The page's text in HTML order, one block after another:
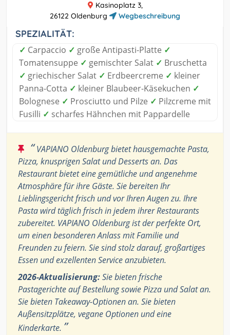
Kasinoplatz 3,
26122 Oldenburg
Wegbeschreibung
SPEZIALITÄT:
✓ Carpaccio ✓ große Antipasti-Platte ✓
Tomatensuppe ✓ gemischter Salat ✓ Bruschetta
✓ griechischer Salat ✓ Erdbeercreme ✓ kleiner
Panna-Cotta ✓ kleiner Blaubeer-Käsekuchen ✓
Bolognese ✓ Prosciutto und Pilze ✓ Pilzcreme mit
Fusilli ✓ scharfes Hähnchen mit Pappardelle
“VAPIANO Oldenburg bietet hausgemachte Pasta,
Pizza, knusprigen Salat und Desserts an. Das
Restaurant bietet eine gemütliche und angenehme
Atmosphäre für ihre Gäste. Sie bereiten Ihr
Lieblingsgericht frisch und vor Ihren Augen zu. Ihre
Pasta wird täglich frisch in jedem ihrer Restaurants
zubereitet. VAPIANO Oldenburg ist der perfekte Ort,
um einen besonderen Anlass mit Familie und
Freunden zu feiern. Sie sind stolz darauf, großartiges
Essen und exzellenten Service anzubieten.
2026-Aktualisierung:Sie bieten frische
Pastagerichte auf Bestellung sowie Pizza und Salat an.
Sie bieten Takeaway-Optionen an. Sie bieten
Außensitzplätze, vegane Optionen und eine
Kinderkarte. ”